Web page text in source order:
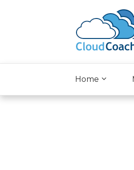
Home